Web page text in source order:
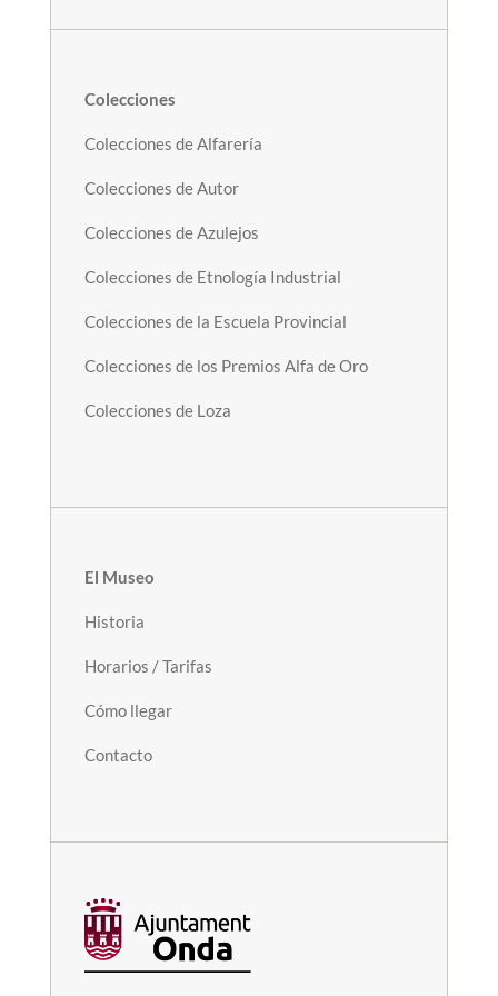
Colecciones
Colecciones de Alfarería
Colecciones de Autor
Colecciones de Azulejos
Colecciones de Etnología Industrial
Colecciones de la Escuela Provincial
Colecciones de los Premios Alfa de Oro
Colecciones de Loza
El Museo
Historia
Horarios / Tarifas
Cómo llegar
Contacto